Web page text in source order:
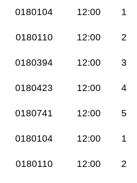
0180104 12:00 1
0180110 12:00 2
0180394 12:00 3
0180423 12:00 4
0180741 12:00 5
0180104 12:00 1
0180110 12:00 2